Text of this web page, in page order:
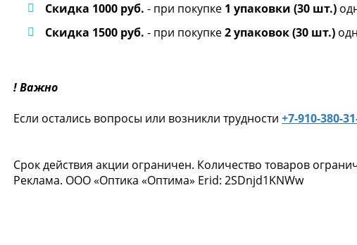
Скидка 1000 руб. - при покупке 1 упаковки (30 шт.)
Скидка 1500 руб. - при покупке2 упаковок (30 шт.)
! Важно
Если остались вопросы или возникли трудности +7-910-380-
Срок действия акции ограничен. Количество товаров
Реклама. ООО «Оптика «Оптима» Erid: 2SDnjd1KNWw